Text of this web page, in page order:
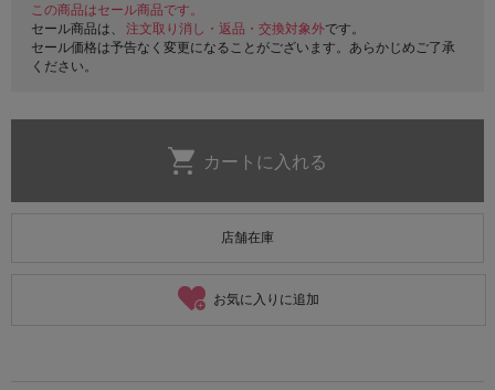
この商品はセール商品です。
セール商品は、 注文取り消し・返品・交換対象外です。
セール価格は予告なく変更になることがございます。あらかじめご了承
ください。
店舗在庫
お気に入りに追加